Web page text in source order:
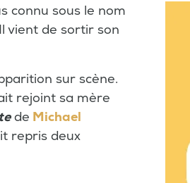
connu sous le nom
vient de sortir son
sur scène.
rejoint sa mère
de Michael
repris deux